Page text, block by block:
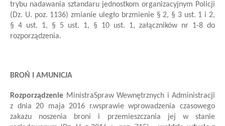
trybu nadawania sztandaru jednostkom organizacyjnym Policji
(Dz. U. poz. 1136) zmianie uległo brzmienie § 2, § 3 ust. 1 i 2,
§ 4 ust. 1, § 5 ust. 1, § 10 ust. 1, załączników nr 1-8 do
rozporządzenia.
BROŃ I AMUNICJA
Rozporządzenie MinistraSpraw Wewnętrznych i Administracji
z dnia 20 maja 2016 r.wsprawie wprowadzenia czasowego
zakazu noszenia broni i przemieszczania jej w stanie